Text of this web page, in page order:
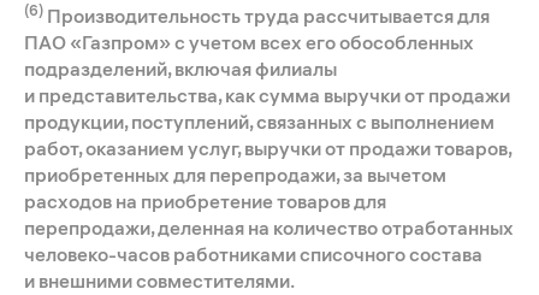
(6) Производительность труда рассчитывается для
ПАО «Газпром» с учетом всех его обособленных
подразделений, включая филиалы
и представительства, как сумма выручки от продажи
продукции, поступлений, связанных с выполнением
работ, оказанием услуг, выручки от продажи товаров,
приобретенных для перепродажи, за вычетом
расходов на приобретение товаров для
перепродажи, деленная на количество отработанных
человеко-часов работниками списочного состава
и внешними совместителями.